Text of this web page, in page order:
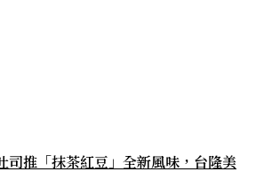
司推「抹茶紅豆」全新風味，台隆美